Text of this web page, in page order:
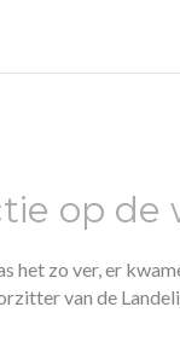
op de
het zo ver, er
van de